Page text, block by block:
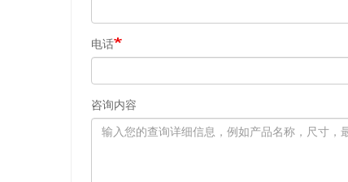
电话
咨询内容